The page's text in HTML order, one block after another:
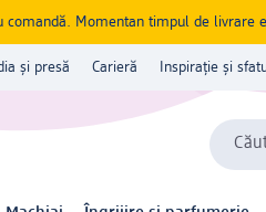
comandă. Momentan timpul de livrare
și presă Carieră Inspirație și